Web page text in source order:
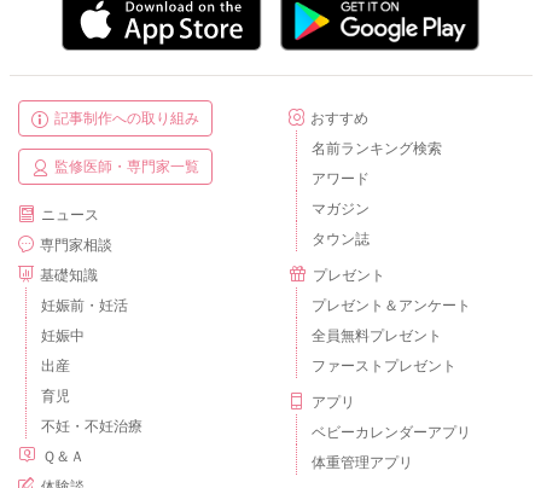
記事制作への取り組み
監修医師・専門家一覧
ニュース
専門家相談
基礎知識
妊娠前・妊活
妊娠中
出産
育児
不妊・不妊治療
Ｑ＆Ａ
おすすめ
名前ランキング検索
アワード
マガジン
タウン誌
プレゼント
プレゼント＆アンケート
全員無料プレゼント
ファーストプレゼント
アプリ
ベビーカレンダーアプリ
体重管理アプリ